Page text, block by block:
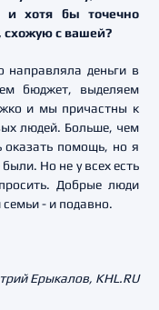
и хотя бы точечно
схожую с вашей?
направляла деньги в
бюджет, выделяем
и мы причастны к
людей. Больше, чем
оказать помощь, но я
Но не у всех есть
Добрые люди
- и подавно.
Ерыкалов, KHL.RU